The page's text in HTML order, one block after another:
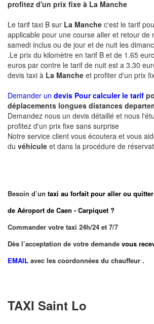
profitez d'un prix fixe à La Manche
Le tarif taxi B sur La Manche c'est le tarif
applicable pour une course aller et retour de
samedi inclus ou de jour et de nuit les
.Le prix du kilomètre en tarif B et de 1.65
euros par contre le tarif de nuit est a 3.30
devis taxi à La Manche et profiter d'un prix
Demander un devis Pour calculer le tarif
déplacements longues distances
Demandez nous un devis détaillé et nous
profitez d'un prix fixe sans surprise
Notre service client vous écoutera et vous
du véhicule et dans la procédure de
Besoin d’un taxi au forfait pour aller ou
de Aéroport de Caen - Carpiquet ?
Commander votre taxi 24h/24 et 7/7
Dès l’acceptation de votre demande vous
EMAIL avec les coordonnées du chauffeur .
TAXI Saint Lo